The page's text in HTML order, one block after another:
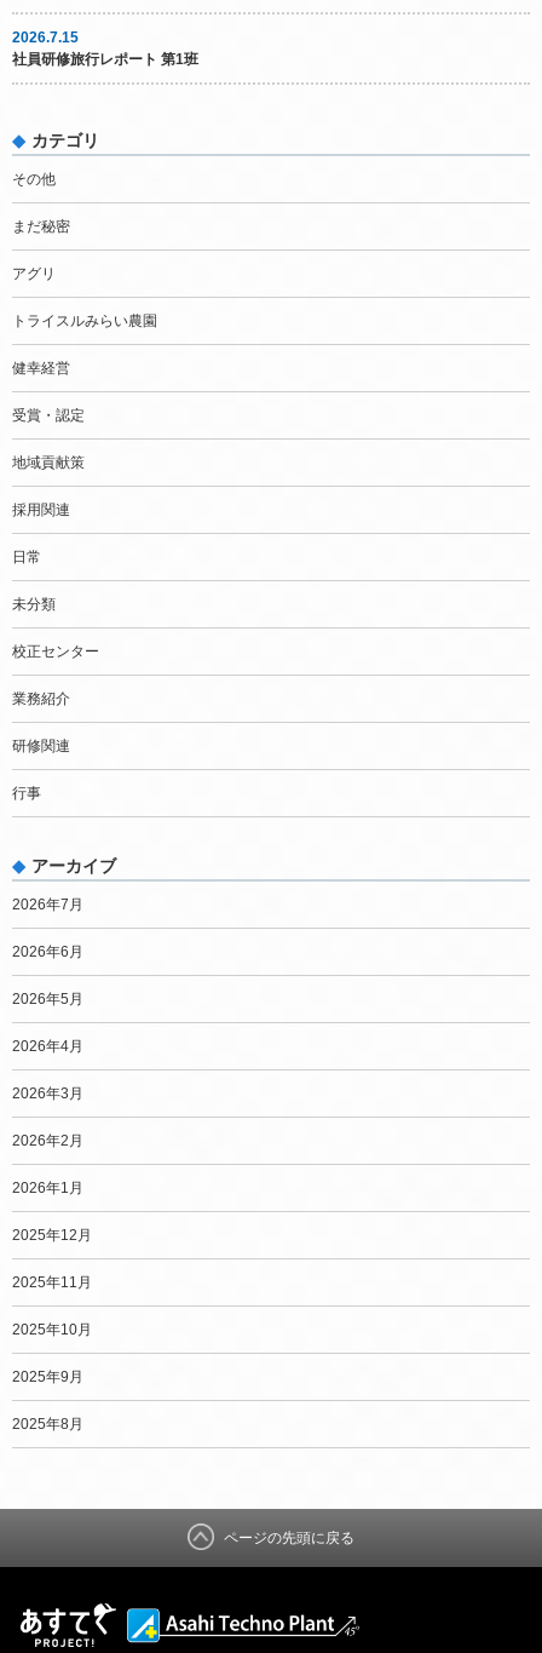
2026.7.15
社員研修旅行レポート 第1班
カテゴリ
その他
まだ秘密
アグリ
トライスルみらい農園
健幸経営
受賞・認定
地域貢献策
採用関連
日常
未分類
校正センター
業務紹介
研修関連
行事
アーカイブ
2026年7月
2026年6月
2026年5月
2026年4月
2026年3月
2026年2月
2026年1月
2025年12月
2025年11月
2025年10月
2025年9月
2025年8月
ページの先頭に戻る